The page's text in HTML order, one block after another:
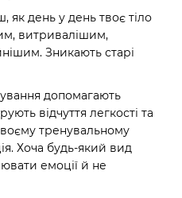
як день у день твоє тіло
витривалішим,
Зникають старі
допомагають
відчуття легкості та
тренувальному
Хоча будь-який вид
емоції й не